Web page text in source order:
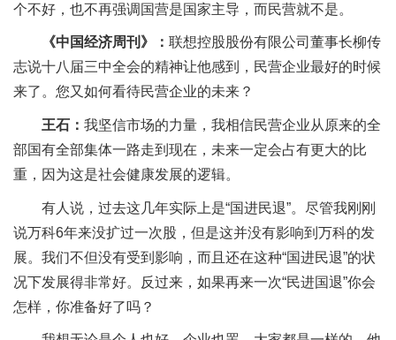
个不好，也不再强调国营是国家主导，而民营就不是。
《中国经济周刊》： 联想控股股份有限公司董事长柳传
志说十八届三中全会的精神让他感到，民营企业最好的时候
来了。您又如何看待民营企业的未来？
王石： 我坚信市场的力量，我相信民营企业从原来的全
部国有全部集体一路走到现在，未来一定会占有更大的比
重，因为这是社会健康发展的逻辑。
有人说，过去这几年实际上是“国进民退”。尽管我刚刚
说万科6年来没扩过一次股，但是这并没有影响到万科的发
展。我们不但没有受到影响，而且还在这种“国进民退”的状
况下发展得非常好。反过来，如果再来一次“民进国退”你会
怎样，你准备好了吗？